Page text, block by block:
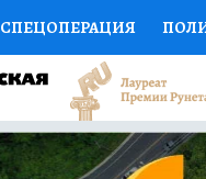
СПЕЦОПЕРАЦИЯ
НАУКА АФИША
ДОКТОР